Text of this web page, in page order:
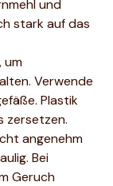
und
stark auf das
um
Verwende
Plastik
zersetzen.
angenehm
Bei
Geruch